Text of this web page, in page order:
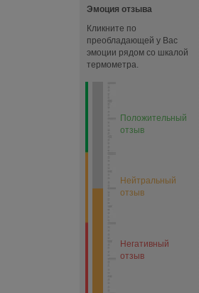
Эмоция отзыва
Кликните по
преобладающей у Вас
эмоции рядом со шкалой
термометра.
Положительный
отзыв
Нейтральный
отзыв
Негативный
отзыв